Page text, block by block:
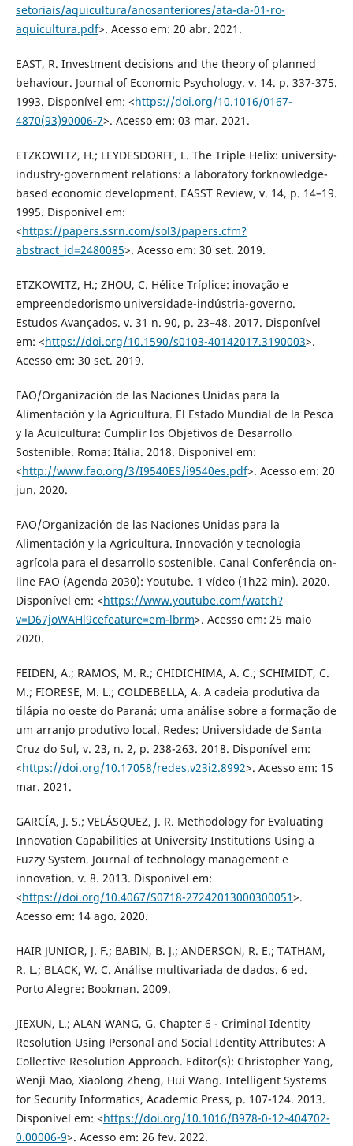
setoriais/aquicultura/anosanteriores/ata-da-01-ro-
aquicultura.pdf>. Acesso em: 20 abr. 2021.
EAST, R. Investment decisions and the theory of planned
behaviour. Journal of Economic Psychology. v. 14. p. 337-375.
1993. Disponível em: <https://doi.org/10.1016/0167-
4870(93)90006-7>. Acesso em: 03 mar. 2021.
ETZKOWITZ, H.; LEYDESDORFF, L. The Triple Helix: university-
industry-government relations: a laboratory forknowledge-
based economic development. EASST Review, v. 14, p. 14–19.
1995. Disponível em:
<https://papers.ssrn.com/sol3/papers.cfm?
abstract_id=2480085>. Acesso em: 30 set. 2019.
ETZKOWITZ, H.; ZHOU, C. Hélice Tríplice: inovação e
empreendedorismo universidade-indústria-governo.
Estudos Avançados. v. 31 n. 90, p. 23–48. 2017. Disponível
em: <https://doi.org/10.1590/s0103-40142017.3190003>.
Acesso em: 30 set. 2019.
FAO/Organización de las Naciones Unidas para la
Alimentación y la Agricultura. El Estado Mundial de la Pesca
y la Acuicultura: Cumplir los Objetivos de Desarrollo
Sostenible. Roma: Itália. 2018. Disponível em:
<http://www.fao.org/3/I9540ES/i9540es.pdf>. Acesso em: 20
jun. 2020.
FAO/Organización de las Naciones Unidas para la
Alimentación y la Agricultura. Innovación y tecnologia
agrícola para el desarrollo sostenible. Canal Conferência on-
line FAO (Agenda 2030): Youtube. 1 vídeo (1h22 min). 2020.
Disponível em: <https://www.youtube.com/watch?
v=D67joWAHl9cefeature=em-lbrm>. Acesso em: 25 maio
2020.
FEIDEN, A.; RAMOS, M. R.; CHIDICHIMA, A. C.; SCHIMIDT, C.
M.; FIORESE, M. L.; COLDEBELLA, A. A cadeia produtiva da
tilápia no oeste do Paraná: uma análise sobre a formação de
um arranjo produtivo local. Redes: Universidade de Santa
Cruz do Sul, v. 23, n. 2, p. 238-263. 2018. Disponível em:
<https://doi.org/10.17058/redes.v23i2.8992>. Acesso em: 15
mar. 2021.
GARCÍA, J. S.; VELÁSQUEZ, J. R. Methodology for Evaluating
Innovation Capabilities at University Institutions Using a
Fuzzy System. Journal of technology management e
innovation. v. 8. 2013. Disponível em:
<https://doi.org/10.4067/S0718-27242013000300051>.
Acesso em: 14 ago. 2020.
HAIR JUNIOR, J. F.; BABIN, B. J.; ANDERSON, R. E.; TATHAM,
R. L.; BLACK, W. C. Análise multivariada de dados. 6 ed.
Porto Alegre: Bookman. 2009.
JIEXUN, L.; ALAN WANG, G. Chapter 6 - Criminal Identity
Resolution Using Personal and Social Identity Attributes: A
Collective Resolution Approach. Editor(s): Christopher Yang,
Wenji Mao, Xiaolong Zheng, Hui Wang. Intelligent Systems
for Security Informatics, Academic Press, p. 107-124. 2013.
Disponível em: <https://doi.org/10.1016/B978-0-12-404702-
0.00006-9>. Acesso em: 26 fev. 2022.